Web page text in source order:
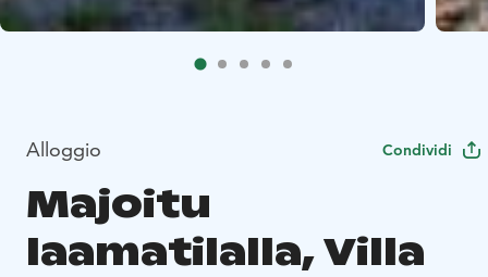
Alloggio Condividi
Majoitu
laamatilalla, Villa